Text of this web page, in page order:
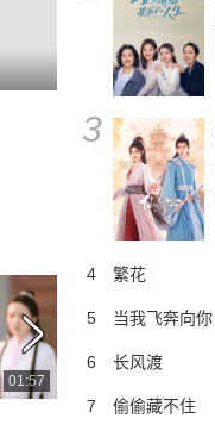
3
4 繁花
5 当我飞奔向你
6 长风渡
7 偷偷藏不住
01:57
龙的新娘持证上岗